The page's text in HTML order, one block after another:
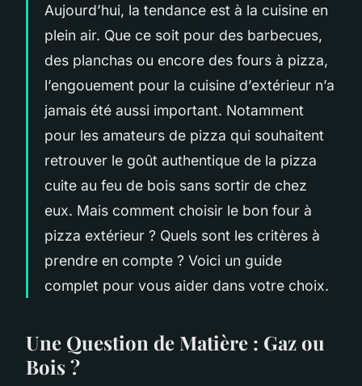
Aujourd’hui, la tendance est à la cuisine en
plein air. Que ce soit pour des barbecues,
des planchas ou encore des fours à pizza,
l’engouement pour la cuisine d’extérieur n’a
jamais été aussi important. Notamment
pour les amateurs de pizza qui souhaitent
retrouver le goût authentique de la pizza
cuite au feu de bois sans sortir de chez
eux. Mais comment choisir le bon four à
pizza extérieur ? Quels sont les critères à
prendre en compte ? Voici un guide
complet pour vous aider dans votre choix.
Une Question de Matière : Gaz ou
Bois ?